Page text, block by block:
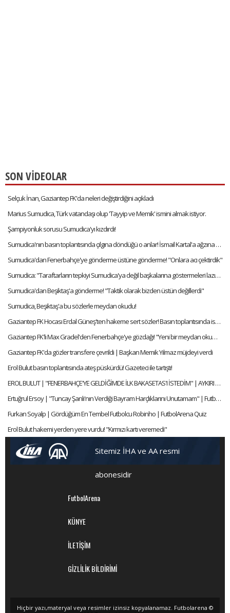
SON VİDEOLAR
Selçuk İnan, Gaziantep FK'da neleri değiştirdiğini açıkladı
Marius Sumudica, Türk vatandaşı olup 'Tayyip ve Memik' ismini almak istiyor.
Şampiyonluk sorusu Sumudica'yı kızdırdı!
Sumudica'nın basın toplantısında çılgına döndüğü o anlar! İsmail Kartal'a ağzına geleni söyledi!
Sumudica'dan Fenerbahçe'ye gönderme üstüne gönderme! "Onlara acı çektirdik"
Sumudica: "Taraftarların tepkiyi Sumudica'ya değil başkalarına göstermeleri lazım"
Sumudica'dan Beşiktaş'a gönderme! "Taktik olarak bizden üstün değillerdi"
Sumudica, Beşiktaş'a bu sözlerle meydan okudu!
Gaziantep FK Hocası Erdal Güneş'ten hakeme sert sözler! Basın toplantısında isyan etti
Gaziantep FK'lı Max Gradel'den Fenerbahçe'ye gözdağı! "Yeni bir meydan okuma için buradayım"
Gaziantep FK'da gözler transfere çevrildi | Başkan Memik Yılmaz müjdeyi verdi
Erol Bulut basın toplantısında ateş püskürdü! Gazeteci ile tartıştı!
EROL BULUT | "FENERBAHÇE'YE GELDİĞİMDE İLK BAKASETAS'I İSTEDİM" | AYKIRI SORULAR | MediaMarkt
Ertuğrul Ersoy | "Tuncay Şanlı'nın Verdiği Bayram Harçlıklarını Unutamam" | FutbolArena Quiz
Furkan Soyalp | Gördüğüm En Tembel Futbolcu Robinho | FutbolArena Quiz
Erol Bulut hakemi yerden yere vurdu! "Kırmızı kartı veremedi"
Sitemiz İHA ve AA resmi
abonesidir
FutbolArena
KÜNYE
İLETİŞİM
GİZLİLİK BİLDİRİMİ
Hiçbir yazı,materyal veya resimler izinsiz kopyalanamaz. Futbolarena ©